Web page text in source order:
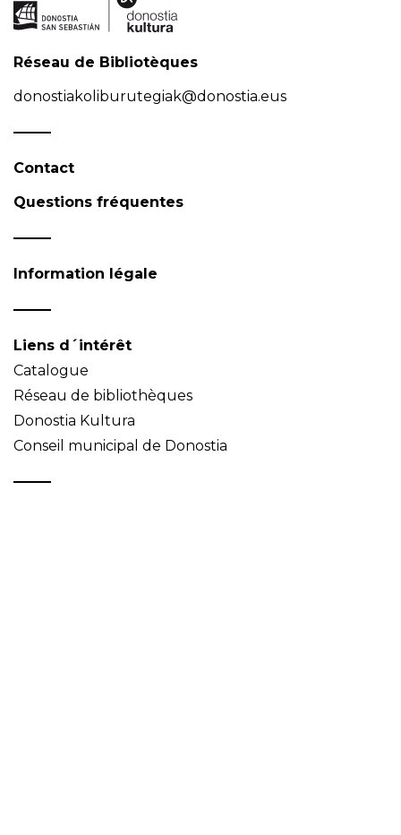
Réseau de Bibliotèques
donostiakoliburutegiak@donostia.eus
Contact
Questions fréquentes
Information légale
Liens d´intérêt
Catalogue
Réseau de bibliothèques
Donostia Kultura
Conseil municipal de Donostia